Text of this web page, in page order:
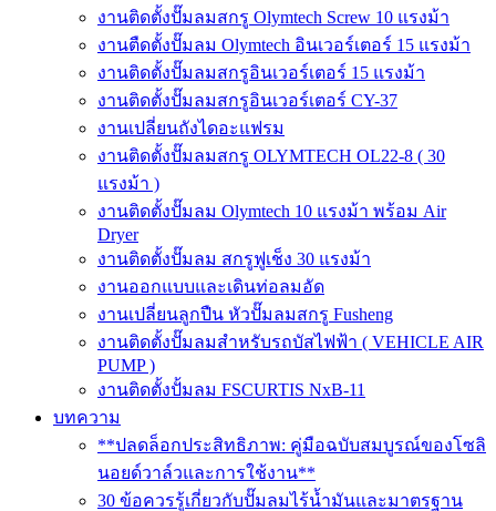
งานติดตั้งปั๊มลมสกรู Olymtech Screw 10 แรงม้า
งานตืดตั้งปั๊มลม Olymtech อินเวอร์เตอร์ 15 แรงม้า
งานติดตั้งปั๊มลมสกรูอินเวอร์เตอร์ 15 แรงม้า
งานติดตั้งปั๊มลมสกรูอินเวอร์เตอร์ CY-37
งานเปลี่ยนถังไดอะแฟรม
งานติดตั้งปั๊มลมสกรู OLYMTECH OL22-8 ( 30
แรงม้า )
งานติดตั้งปั๊มลม Olymtech 10 แรงม้า พร้อม Air
Dryer
งานติดตั้งปั๊มลม สกรูฟูเช็ง 30 แรงม้า
งานออกแบบและเดินท่อลมอัด
งานเปลี่ยนลูกปืน หัวปั๊มลมสกรู Fusheng
งานติดตั้งปั๊มลมสำหรับรถบัสไฟฟ้า ( VEHICLE AIR
PUMP )
งานติดตั้งปั้มลม FSCURTIS NxB-11
บทความ
**ปลดล็อกประสิทธิภาพ: คู่มือฉบับสมบูรณ์ของโซลิ
นอยด์วาล์วและการใช้งาน**
30 ข้อควรรู้เกี่ยวกับปั๊มลมไร้น้ำมันและมาตรฐาน